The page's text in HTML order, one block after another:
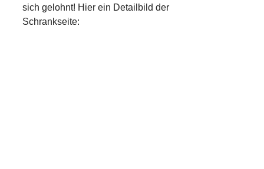
sich gelohnt! Hier ein Detailbild der
Schrankseite: